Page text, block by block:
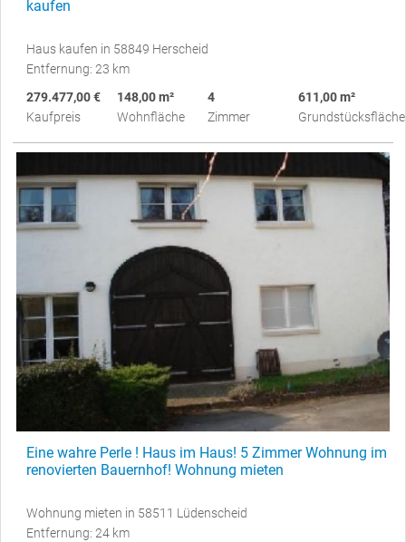
kaufen
Haus kaufen in 58849 Herscheid
Entfernung: 23 km
279.477,00 €
Kaufpreis
148,00 m²
Wohnfläche
4
Zimmer
611,00 m²
Grundstücksfläche
Eine wahre Perle ! Haus im Haus! 5 Zimmer Wohnung im
renovierten Bauernhof! Wohnung mieten
Wohnung mieten in 58511 Lüdenscheid
Entfernung: 24 km